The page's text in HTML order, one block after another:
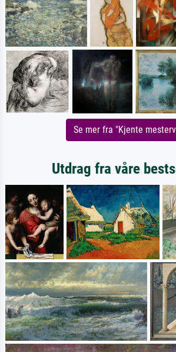
Se mer fra "Kjente
Utdrag fra våre